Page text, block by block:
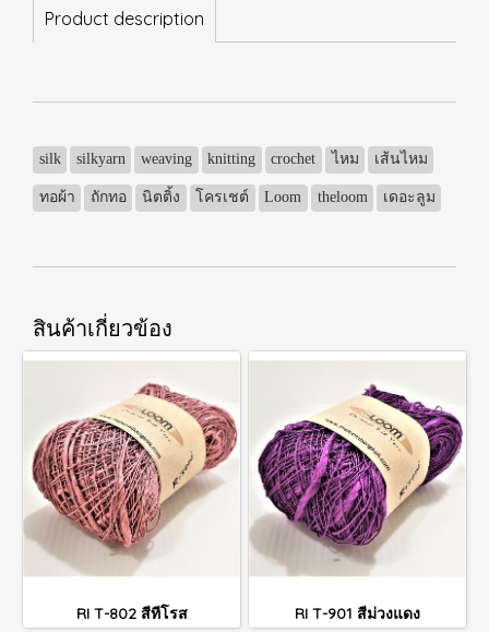
Product description
silk silkyarn weaving knitting crochet ไหม เส้นไหม
ทอผ้า ถักทอ นิตติ้ง โครเชต์ Loom theloom เดอะลูม
สินค้าเกี่ยวข้อง
RI T-802 สีทีโรส RI T-901 สีม่วงแดง